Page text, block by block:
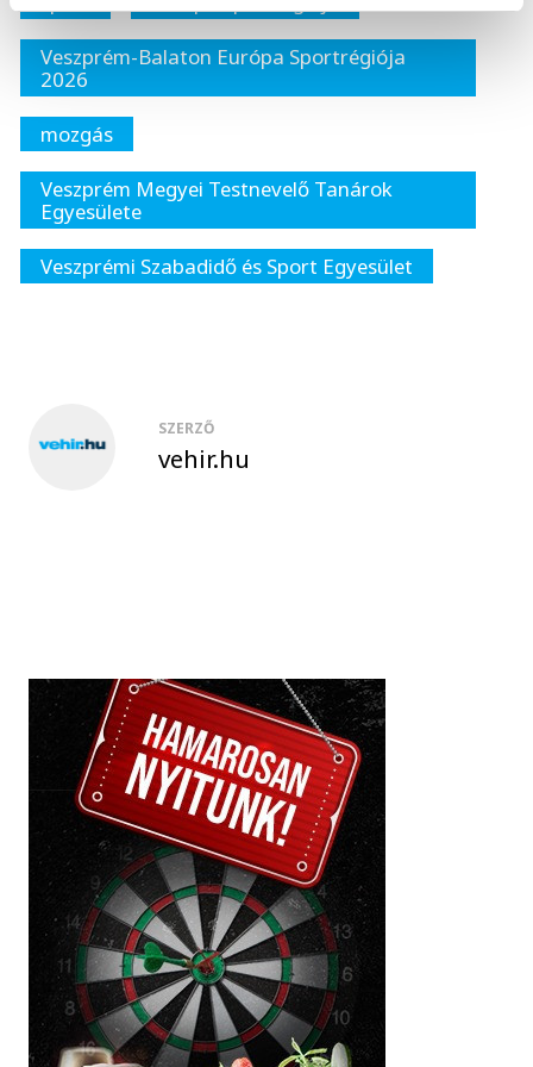
Veszprém-Balaton Európa Sportrégiója
2026
mozgás
Veszprém Megyei Testnevelő Tanárok
Egyesülete
Veszprémi Szabadidő és Sport Egyesület
SZERZŐ
vehir.hu